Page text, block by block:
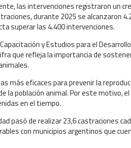
las intervenciones registraron un
durante 2025 se alcanzaron
superar las 4.400 intervenciones.
y Estudios para el Desarrollo
que refleja la importancia de
más eficaces para prevenir la
la población animal. Por este motivo,
en el tiempo.
pasó de realizar 23,6 castraciones
con municipios argentinos que